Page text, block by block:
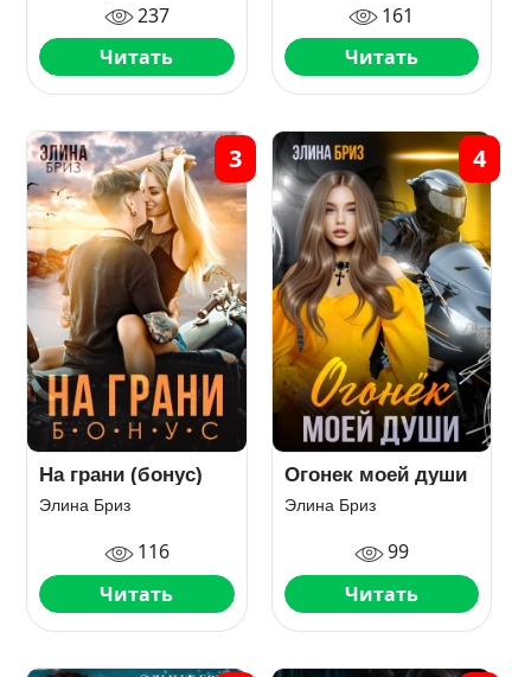
237
Читать
161
Читать
На грани (бонус)
Элина Бриз
116
Читать
3
Огонек моей души
Элина Бриз
99
Читать
4